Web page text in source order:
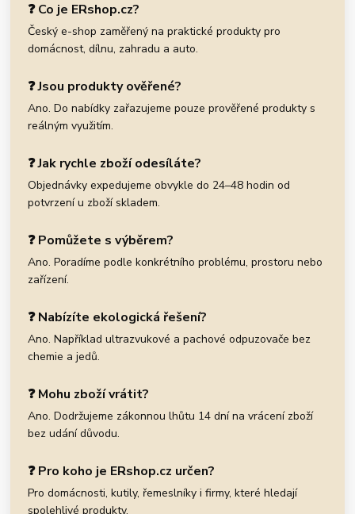
❓ Co je ERshop.cz?
Český e-shop zaměřený na praktické produkty pro
domácnost, dílnu, zahradu a auto.
❓ Jsou produkty ověřené?
Ano. Do nabídky zařazujeme pouze prověřené produkty s
reálným využitím.
❓ Jak rychle zboží odesíláte?
Objednávky expedujeme obvykle do 24–48 hodin od
potvrzení u zboží skladem.
❓ Pomůžete s výběrem?
Ano. Poradíme podle konkrétního problému, prostoru nebo
zařízení.
❓ Nabízíte ekologická řešení?
Ano. Například ultrazvukové a pachové odpuzovače bez
chemie a jedů.
❓ Mohu zboží vrátit?
Ano. Dodržujeme zákonnou lhůtu 14 dní na vrácení zboží
bez udání důvodu.
❓ Pro koho je ERshop.cz určen?
Pro domácnosti, kutily, řemeslníky i firmy, které hledají
spolehlivé produkty.